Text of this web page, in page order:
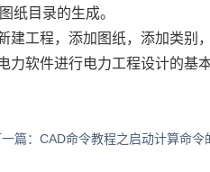
纸目录的生成。
建工程，添加图纸，添加类别
力软件进行电力工程设计的基
篇：CAD命令教程之启动计算命令